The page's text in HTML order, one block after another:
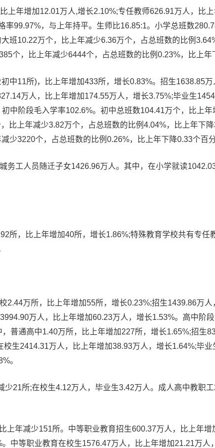
上年增加12.01万人,增长2.10%;专任教师626.91万人，比
率99.97%，与上年持平。生师比16.85:1。小学总班数
班10.22万个，比上年减少6.36万个，占总班数的比例
个，比上年减少6444个，占总班数的比例0.23%，比上年
中11所)，比上年增加433所，增长0.83%。招生1638.85
万人，比上年增加174.55万人，增长3.75%;毕业生
中阶段毛入学率102.6%。初中总班数104.41万个，比上年
比上年减少3.82万个，占总班数的比例4.04%，比上年下
少3220个，占总班数的比例0.26%，比上年下降0.33个百分
务工人员随迁子女1426.96万人。其中，在小学就读
所，比上年增加40所，增长1.86%;特殊教育学校共有专任
2.44万所，比上年增加55所，增长0.23%;招生1439.86万
万人，比上年增加60.23万人，增长1.53%。高中阶
普通高中1.40万所，比上年增加227所，增长1.65%;招生
校生2414.31万人，比上年增加38.93万人，增长1.64%;毕
。
少21所;在校生4.12万人，毕业生3.42万人。成人高中教职
上年减少151所。中等职业教育招生600.37万人，比上年增
中等职业教育在校生1576.47万人，比上年增加21.21万人